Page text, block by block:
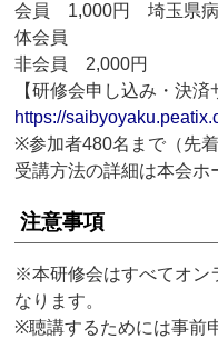
会員 1,000円 埼玉県病
体会員
非会員 2,000円
【研修会申し込み・決済
https://
※参加者480名まで（先着
受講方法の詳細は本会ホ
注意事項
※本研修会はすべてオン
なります。
※聴講するためには事前